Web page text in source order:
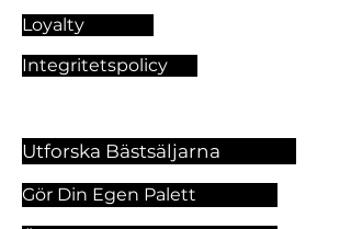
Loyalty
Integritetspolicy
Utforska Bästsäljarna
Gör Din Egen Palett